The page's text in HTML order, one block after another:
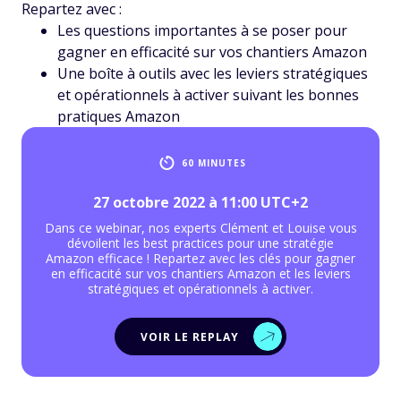
60 MINUTES
27 octobre 2022 à 11:00 UTC+2
Dans ce webinar, nos experts Clément et Louise vous
dévoilent les best practices pour une stratégie
Amazon efficace ! Repartez avec les clés pour gagner
en efficacité sur vos chantiers Amazon et les leviers
stratégiques et opérationnels à activer.
VOIR LE REPLAY
Repartez avec :
Les questions importantes à se poser pour
gagner en efficacité sur vos chantiers Amazon
Une boîte à outils avec les leviers stratégiques
et opérationnels à activer suivant les bonnes
pratiques Amazon